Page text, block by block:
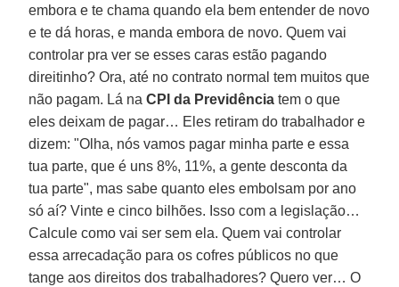
embora e te chama quando ela bem entender de novo
e te dá horas, e manda embora de novo. Quem vai
controlar pra ver se esses caras estão pagando
direitinho? Ora, até no contrato normal tem muitos que
não pagam. Lá naCPI da Previdência tem o que
eles deixam de pagar… Eles retiram do trabalhador e
dizem: "Olha, nós vamos pagar minha parte e essa
tua parte, que é uns 8%, 11%, a gente desconta da
tua parte", mas sabe quanto eles embolsam por ano
só aí? Vinte e cinco bilhões. Isso com a legislação…
Calcule como vai ser sem ela. Quem vai controlar
essa arrecadação para os cofres públicos no que
tange aos direitos dos trabalhadores? Quero ver… O